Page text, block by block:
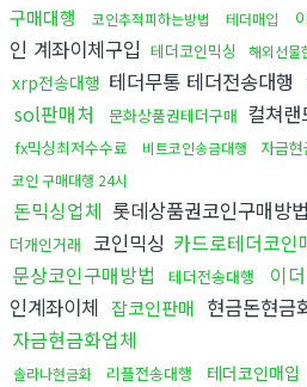
구매대행
코인추적피하는방법 테더매입
인 계좌이체구입 테더코인믹싱 해외선물
xrp전송대행 테더무통 테더전송대행
sol판매처 문화상품권테더구매 컬쳐
fx믹싱최저수수료
비트코인송금대행 자금
코인 구매대행 24시
돈믹싱업체 롯데상품권코인구매방법
더개인거래 코인믹싱 카드로테더코인
문상코인구매방법
테더전송대행 이
인계좌이체 잡코인판매 현금돈현금
자금현금화업체
솔라나현금화 리플전송대행 테더코인매입